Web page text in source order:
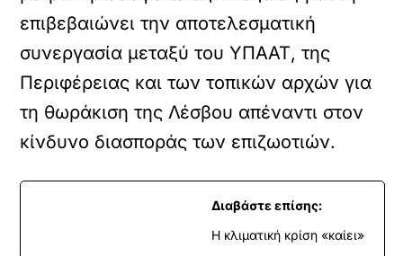
επιβεβαιώνει την αποτελεσματική
συνεργασία μεταξύ του ΥΠΑΑΤ, της
Περιφέρειας και των τοπικών αρχών για
τη θωράκιση της Λέσβου απέναντι στον
κίνδυνο διασποράς των επιζωοτιών.
Διαβάστε επίσης:
Η κλιματική κρίση «καίει»